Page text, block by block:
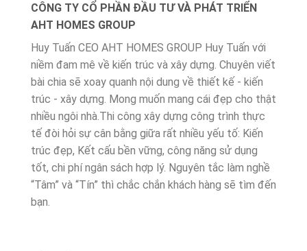
CÔNG TY CỔ PHẦN ĐẦU TƯ VÀ PHÁT TRIỂN
AHT HOMES GROUP
Huy Tuấn CEO AHT HOMES GROUP Huy Tuấn với
niềm đam mê về kiến trúc và xây dựng. Chuyên viết
bài chia sẽ xoay quanh nội dung về thiết kế - kiến
trúc - xây dựng. Mong muốn mang cái đẹp cho thật
nhiều ngôi nhà.Thi công xây dựng công trình thực
tế đòi hỏi sự cân bằng giữa rất nhiều yếu tố: Kiến
trúc đẹp, Kết cấu bền vững, công năng sử dụng
tốt, chi phí ngân sách hợp lý. Nguyên tắc làm nghề
“Tâm” và “Tín” thì chắc chắn khách hàng sẽ tìm đến
bạn.